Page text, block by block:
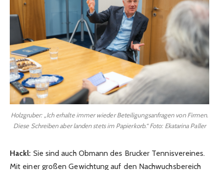
Holzgruber: „Ich erhalte immer wieder Beteiligungsanfragen von Firmen.
Diese Schreiben aber landen stets im Papierkorb.“ Foto: Ekatarina Paller
Hackl: Sie sind auch Obmann des Brucker Tennisvereines.
Mit einer großen Gewichtung auf den Nachwuchsbereich